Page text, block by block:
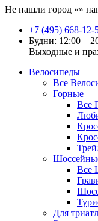
Не нашли город «»
+7 (495) 668-12-
Будни: 12:00 –
Выходные и
Велосипеды
Все
Горные
Все
Все
Для